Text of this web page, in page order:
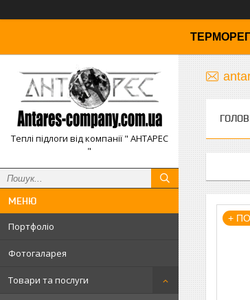
Теплі підлоги від компанії " АНТАРЕС
"
Портфоліо
Фотогаларея
Товари та послуги
+